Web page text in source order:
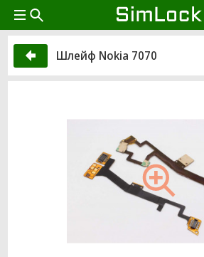
Шлейф Nokia 7070